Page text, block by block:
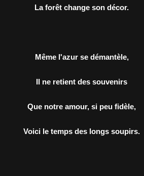
La forêt change son décor.
Même l'azur se démantèle,
Il ne retient des souvenirs
Que notre amour, si peu fidèle,
Voici le temps des longs soupirs.